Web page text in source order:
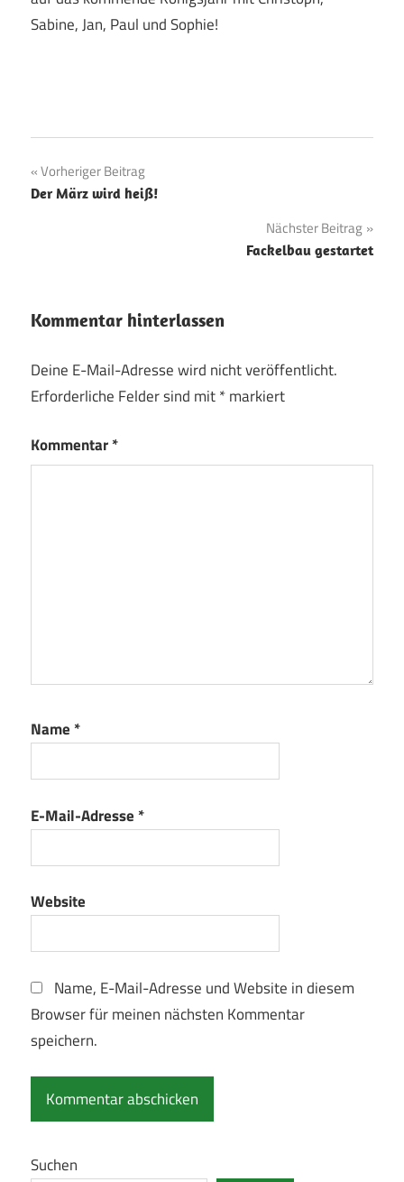
Sabine, Jan, Paul und Sophie!
Beitragsnavigation
Vorheriger Beitrag
Der März wird heiß!
Nächster Beitrag
Fackelbau gestartet
Kommentar hinterlassen
Deine E-Mail-Adresse wird nicht veröffentlicht.
Erforderliche Felder sind mit*markiert
Kommentar*
Name *
E-Mail-Adresse *
Website
Name, E-Mail-Adresse und Website in diesem
Browser für meinen nächsten Kommentar
speichern.
Suchen